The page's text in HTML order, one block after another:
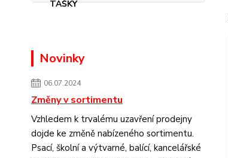
Novinky
06.07.2024
Změny v sortimentu
Vzhledem k trvalému uzavření prodejny
dojde ke změně nabízeného sortimentu.
Psací, školní a výtvarné, balící, kancelářské